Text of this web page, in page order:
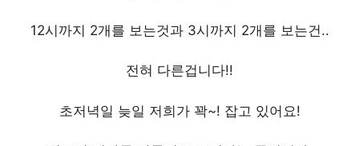
12시까지 2개를 보는것과 3시까지 2개를 보는건..
전혀 다른겁니다!!
초저녁일 늦일 저희가 꽉~! 잡고 있어요!